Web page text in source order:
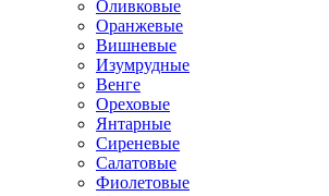
Оливковые
Оранжевые
Вишневые
Изумрудные
Венге
Ореховые
Янтарные
Сиреневые
Салатовые
Фиолетовые